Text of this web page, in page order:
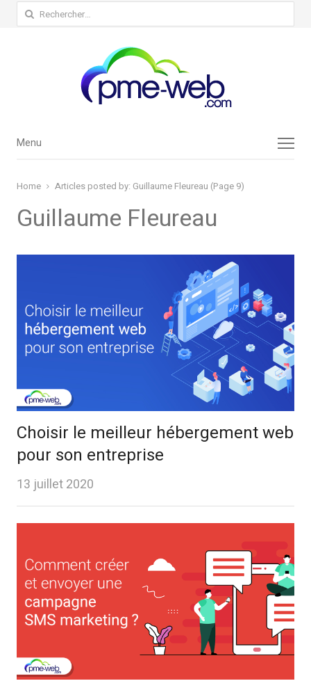
Rechercher :
Menu
Menu
Home Articles posted by: Guillaume Fleureau (Page 9)
Guillaume Fleureau
Choisir le meilleur hébergement web
pour son entreprise
13 juillet 2020